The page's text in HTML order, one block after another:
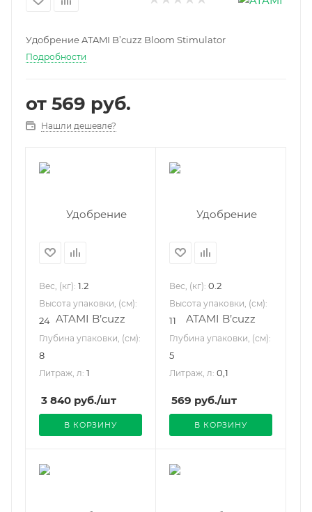
Удобрение ATAMI B’cuzz Bloom Stimulator
Подробности
от 569 руб.
Нашли дешевле?
Вес, (кг): 1.2
Высота упаковки, (см):
24
Глубина упаковки, (см):
8
Литраж, л: 1
3 840 руб./шт
В КОРЗИНУ
Вес, (кг): 0.2
Высота упаковки, (см):
11
Глубина упаковки, (см):
5
Литраж, л: 0,1
569 руб./шт
В КОРЗИНУ